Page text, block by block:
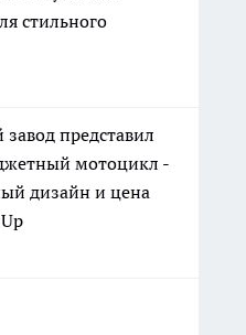
стильного
представил
мотоцикл -
дизайн и цена